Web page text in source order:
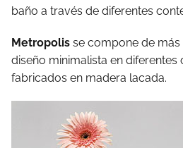
baño a través de diferentes
Metropolis se compone de
diseño minimalista en diferentes
fabricados en madera lacada.